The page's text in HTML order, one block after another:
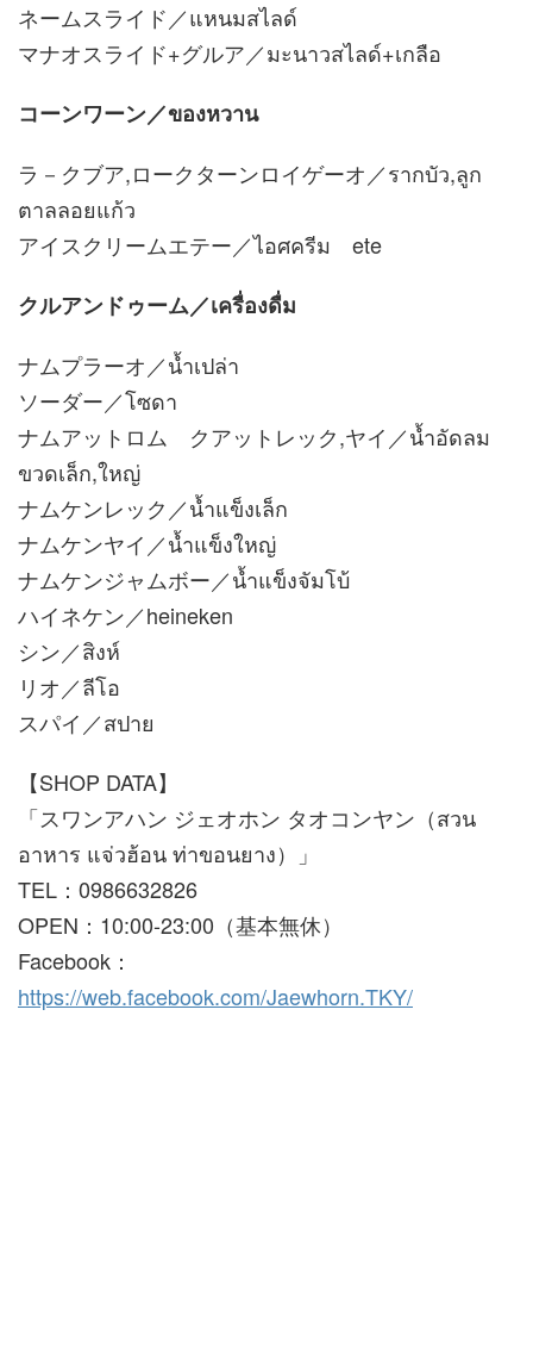
ネームスライド／แหนมสไลด์
マナオスライド+グルア／มะนาวสไลด์+เกลือ
コーンワーン／ของหวาน
ラ－クブア,ロークターンロイゲーオ／รากบัว,ลูก
ตาลลอยแก้ว
アイスクリームエテー／ไอศครีม ete
クルアンドゥーム／เครื่องดื่ม
ナムプラーオ／น้ำเปล่า
ソーダー／โซดา
ナムアットロム クアットレック,ヤイ／น้ำอัดลม
ขวดเล็ก,ใหญ่
ナムケンレック／น้ำแข็งเล็ก
ナムケンヤイ／น้ำแข็งใหญ่
ナムケンジャムボー／น้ำแข็งจัมโบ้
ハイネケン／heineken
シン／สิงห์
リオ／ลีโอ
スパイ／สปาย
【SHOP DATA】
「スワンアハン ジェオホン タオコンヤン（สวน
อาหาร แจ่วฮ้อน ท่าขอนยาง）」
TEL：0986632826
OPEN：10:00-23:00（基本無休）
Facebook：
https://web.facebook.com/Jaewhorn.TKY/